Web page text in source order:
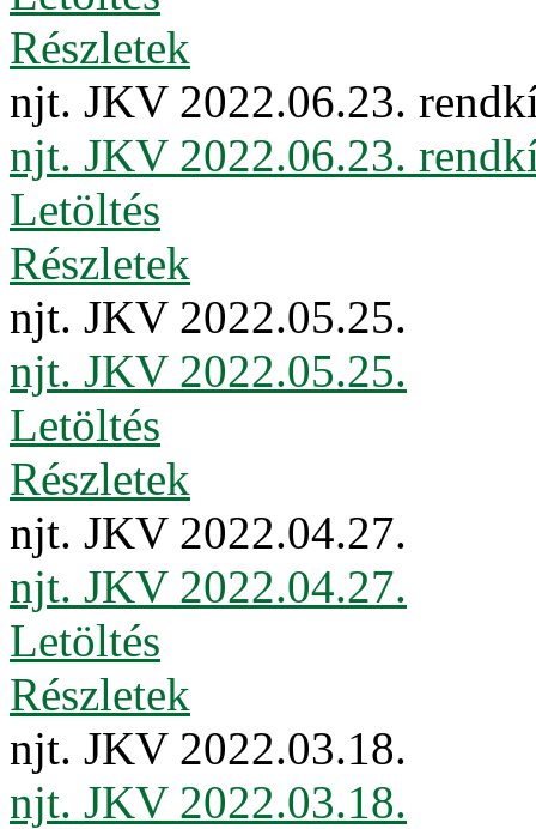
Részletek
njt. JKV 2022.06.23.
njt. JKV 2022.06.23.
Letöltés
Részletek
njt. JKV 2022.05.25.
njt. JKV 2022.05.25.
Letöltés
Részletek
njt. JKV 2022.04.27.
njt. JKV 2022.04.27.
Letöltés
Részletek
njt. JKV 2022.03.18.
njt. JKV 2022.03.18.